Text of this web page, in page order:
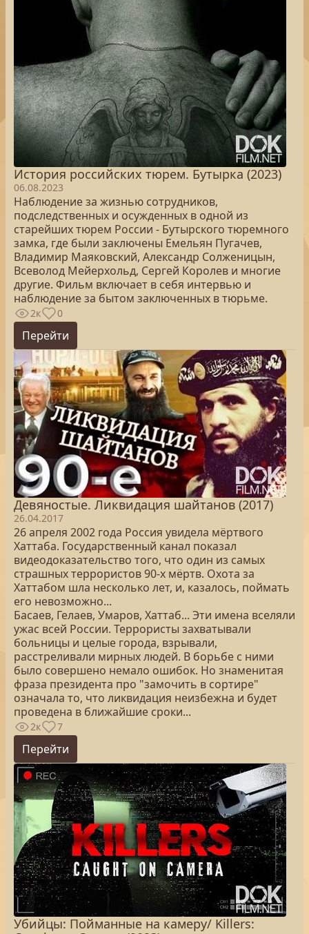
История российских тюрем. Бутырка (2023)
06.08.2023
Наблюдение за жизнью сотрудников,
подследственных и осужденных в одной из
старейших тюрем России - Бутырского тюремного
замка, где были заключены Емельян Пугачев,
Владимир Маяковский, Александр Солженицын,
Всеволод Мейерхольд, Сергей Королев и многие
другие. Фильм включает в себя интервью и
наблюдение за бытом заключенных в тюрьме.
2к 0
Перейти
Девяностые. Ликвидация шайтанов (2017)
26.04.2017
26 апреля 2002 года Россия увидела мёртвого
Хаттаба. Государственный канал показал
видеодоказательство того, что один из самых
страшных террористов 90-х мёртв. Охота за
Хаттабом шла несколько лет, и, казалось, поймать
его невозможно...
Басаев, Гелаев, Умаров, Хаттаб... Эти имена вселяли
ужас всей России. Террористы захватывали
больницы и целые города, взрывали,
расстреливали мирных людей. В борьбе с ними
было совершено немало ошибок. Но знаменитая
фраза президента про "замочить в сортире"
означала то, что ликвидация неизбежна и будет
проведена в ближайшие сроки...
2к 7
Перейти
Убийцы: Пойманные на камеру/ Killers: